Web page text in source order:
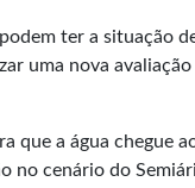
ter a situação
uma nova avaliação
que a água chegue
no cenário do